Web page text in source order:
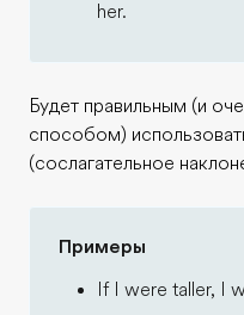
her.
Будет правильным (и
способом)
(сослагательное
Примеры
If I were taller, I